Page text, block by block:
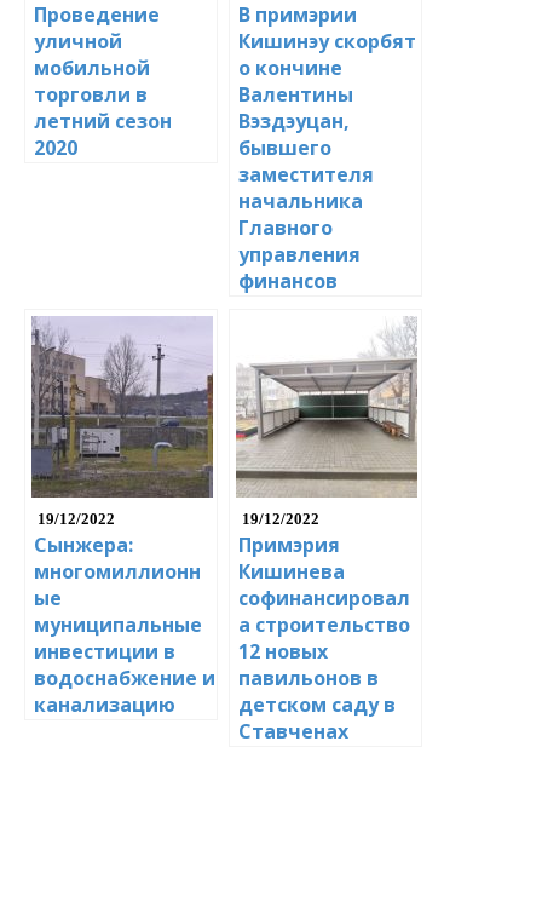
Проведение
уличной
мобильной
торговли в
летний сезон
2020
В примэрии
Кишинэу скорбят
о кончине
Валентины
Вэздэуцан,
бывшего
заместителя
начальника
Главного
управления
финансов
19/12/2022
Сынжера:
многомиллионн
ые
муниципальные
инвестиции в
водоснабжение и
канализацию
19/12/2022
Примэрия
Кишинева
софинансировал
а строительство
12 новых
павильонов в
детском саду в
Ставченах